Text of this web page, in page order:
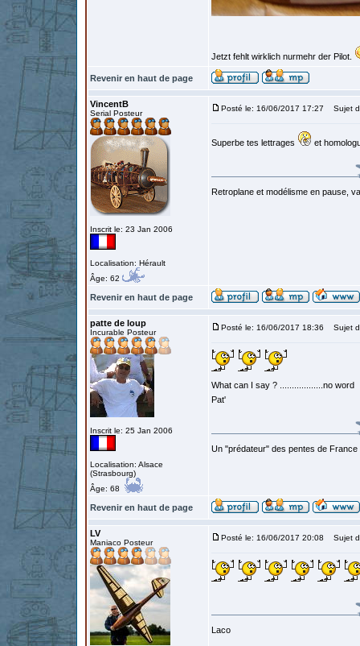
Jetzt fehlt wirklich nurmehr der Pilot.
Revenir en haut de page
VincentB
Serial Posteur
Inscrit le: 23 Jan 2006
Localisation: Hérault
Âge: 62
Posté le: 16/06/2017 17:27 Sujet
Superbe tes lettrages et
Retroplane et modélisme en pause,
Revenir en haut de page
patte de loup
Incurable Posteur
Inscrit le: 25 Jan 2006
Localisation: Alsace
(Strasbourg)
Âge: 68
Posté le: 16/06/2017 18:36 Sujet
What can I say ? ..................no word
Pat'
Un "prédateur" des pentes de
Revenir en haut de page
LV
Maniaco Posteur
Posté le: 16/06/2017 20:08 Sujet
Laco